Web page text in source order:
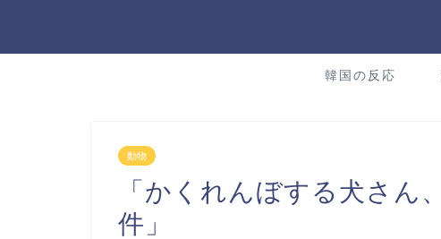
韓国の反応
動物
「かくれんぼする犬さん
件」